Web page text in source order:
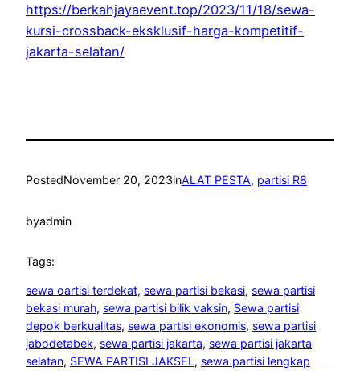
https://berkahjayaevent.top/2023/11/18/sewa-
kursi-crossback-eksklusif-harga-kompetitif-
jakarta-selatan/
PostedNovember 20, 2023inALAT PESTA, partisi R8
byadmin
Tags:
sewa oartisi terdekat, sewa partisi bekasi, sewa partisi
bekasi murah, sewa partisi bilik vaksin, Sewa partisi
depok berkualitas, sewa partisi ekonomis, sewa partisi
jabodetabek, sewa partisi jakarta, sewa partisi jakarta
selatan, SEWA PARTISI JAKSEL, sewa partisi lengkap